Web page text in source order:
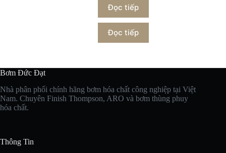
Đọc tiếp
Đọc tiếp
Bơm Đức Đạt
Nhà phân phối chính hãng bơm hóa chất công nghiệp tại Việt
Nam. Chuyên Finish Thompson, ARO và bơm thùng phuy
hóa chất.
Thông Tin